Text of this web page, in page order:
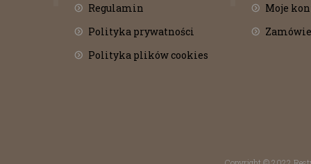
Regulamin
Polityka prywatności
Polityka plików cookies
Moje